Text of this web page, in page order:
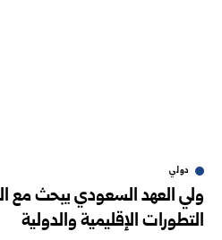
دولي
ولي العهد السعودي يبحث مع
التطورات الإقليمية والدولية